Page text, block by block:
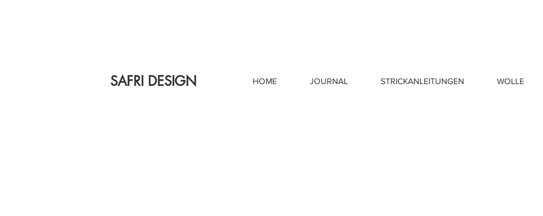
SAFRI DESIGN HOME JOURNAL STRICKANLEITUNGEN WOLLE